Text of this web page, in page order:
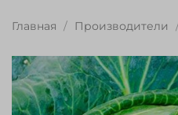
Главная Производители